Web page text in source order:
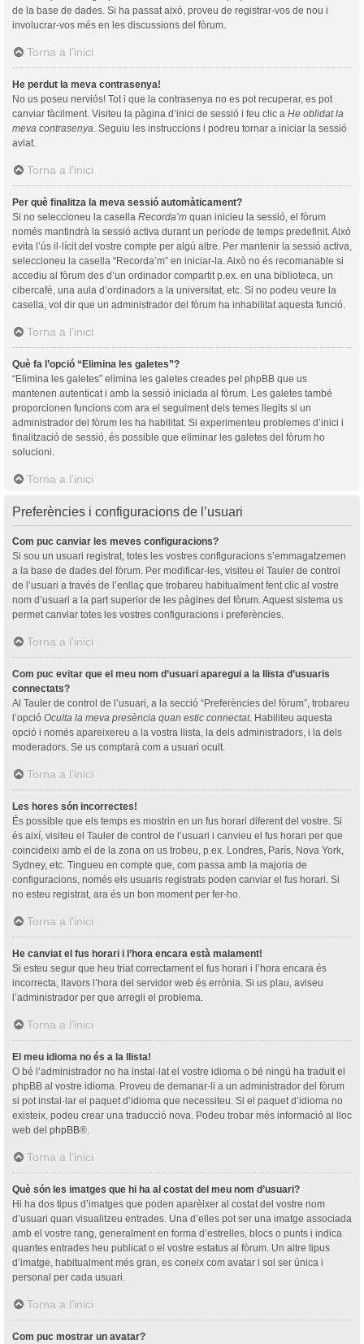
de la base de dades. Si ha passat això, proveu de registrar-vos de nou i
involucrar-vos més en les discussions del fòrum.
Torna a l’inici
He perdut la meva contrasenya!
No us poseu nerviós! Tot i que la contrasenya no es pot recuperar, es pot
canviar fàcilment. Visiteu la pàgina d’inici de sessió i feu clic a He oblidat la
meva contrasenya . Seguiu les instruccions i podreu tornar a iniciar la sessió
aviat.
Torna a l’inici
Per què finalitza la meva sessió automàticament?
Si no seleccioneu la casella Recorda’m quan inicieu la sessió, el fòrum
només mantindrà la sessió activa durant un període de temps predefinit. Això
evita l’ús il·lícit del vostre compte per algú altre. Per mantenir la sessió activa,
seleccioneu la casella “Recorda’m” en iniciar-la. Això no és recomanable si
accediu al fòrum des d’un ordinador compartit p.ex. en una biblioteca, un
cibercafè, una aula d’ordinadors a la universitat, etc. Si no podeu veure la
casella, vol dir que un administrador del fòrum ha inhabilitat aquesta funció.
Torna a l’inici
Què fa l’opció “Elimina les galetes”?
“Elimina les galetes” elimina les galetes creades pel phpBB que us
mantenen autenticat i amb la sessió iniciada al fòrum. Les galetes també
proporcionen funcions com ara el seguiment dels temes llegits si un
administrador del fòrum les ha habilitat. Si experimenteu problemes d’inici i
finalització de sessió, és possible que eliminar les galetes del fòrum ho
solucioni.
Torna a l’inici
Preferències i configuracions de l’usuari
Com puc canviar les meves configuracions?
Si sou un usuari registrat, totes les vostres configuracions s’emmagatzemen
a la base de dades del fòrum. Per modificar-les, visiteu el Tauler de control
de l’usuari a través de l’enllaç que trobareu habitualment fent clic al vostre
nom d’usuari a la part superior de les pàgines del fòrum. Aquest sistema us
permet canviar totes les vostres configuracions i preferències.
Torna a l’inici
Com puc evitar que el meu nom d’usuari aparegui a la llista d’usuaris
connectats?
Al Tauler de control de l’usuari, a la secció “Preferències del fòrum”, trobareu
l’opció Oculta la meva presència quan estic connectat. Habiliteu aquesta
opció i només apareixereu a la vostra llista, la dels administradors, i la dels
moderadors. Se us comptarà com a usuari ocult.
Torna a l’inici
Les hores són incorrectes!
És possible que els temps es mostrin en un fus horari diferent del vostre. Si
és així, visiteu el Tauler de control de l’usuari i canvieu el fus horari per que
coincideixi amb el de la zona on us trobeu, p.ex. Londres, París, Nova York,
Sydney, etc. Tingueu en compte que, com passa amb la majoria de
configuracions, només els usuaris registrats poden canviar el fus horari. Si
no esteu registrat, ara és un bon moment per fer-ho.
Torna a l’inici
He canviat el fus horari i l’hora encara està malament!
Si esteu segur que heu triat correctament el fus horari i l’hora encara és
incorrecta, llavors l’hora del servidor web és errònia. Si us plau, aviseu
l’administrador per que arregli el problema.
Torna a l’inici
El meu idioma no és a la llista!
O bé l’administrador no ha instal·lat el vostre idioma o bé ningú ha traduït el
phpBB al vostre idioma. Proveu de demanar-li a un administrador del fòrum
si pot instal·lar el paquet d’idioma que necessiteu. Si el paquet d’idioma no
existeix, podeu crear una traducció nova. Podeu trobar més informació al lloc
web del phpBB®.
Torna a l’inici
Què són les imatges que hi ha al costat del meu nom d’usuari?
Hi ha dos tipus d’imatges que poden aparèixer al costat del vostre nom
d’usuari quan visualitzeu entrades. Una d’elles pot ser una imatge associada
amb el vostre rang, generalment en forma d’estrelles, blocs o punts i indica
quantes entrades heu publicat o el vostre estatus al fòrum. Un altre tipus
d’imatge, habitualment més gran, es coneix com avatar i sol ser única i
personal per cada usuari.
Torna a l’inici
Com puc mostrar un avatar?